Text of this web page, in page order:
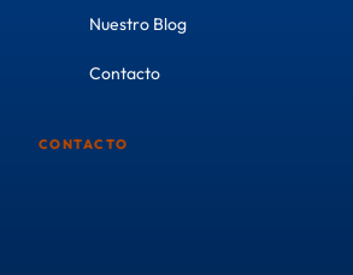
Nuestro Blog
Contacto
CONTACTO